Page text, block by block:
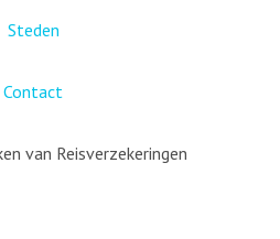
Steden
Contact
van Reisverzekeringen